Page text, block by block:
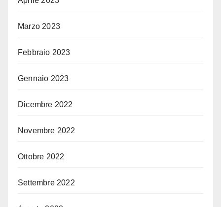
Marzo 2023
Febbraio 2023
Gennaio 2023
Dicembre 2022
Novembre 2022
Ottobre 2022
Settembre 2022